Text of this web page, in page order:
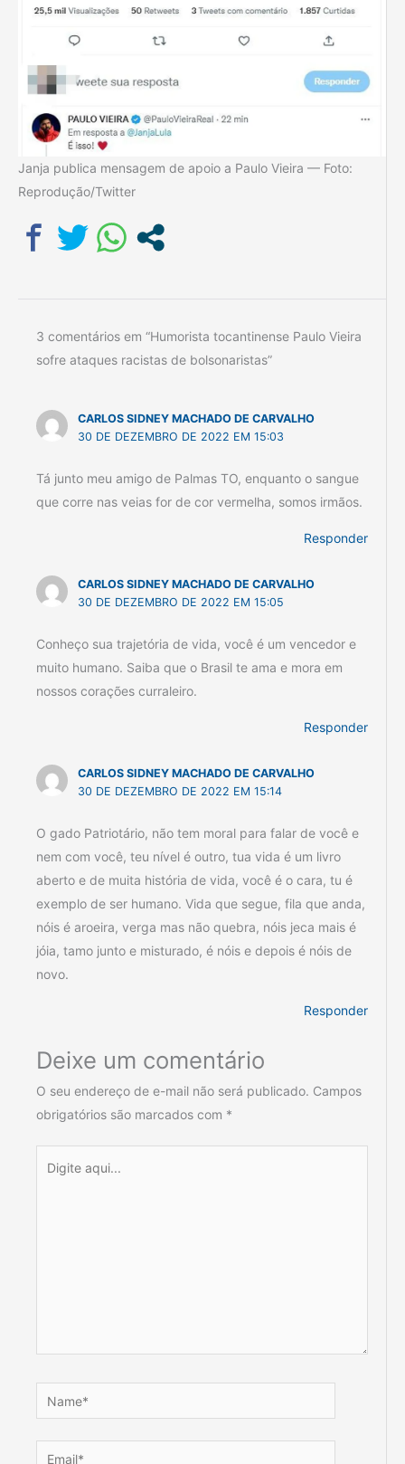
Janja publica mensagem de apoio a Paulo Vieira — Foto:
Reprodução/Twitter
3 comentários em “Humorista tocantinense Paulo Vieira
sofre ataques racistas de bolsonaristas”
CARLOS SIDNEY MACHADO DE CARVALHO
30 DE DEZEMBRO DE 2022 EM 15:03
Tá junto meu amigo de Palmas TO, enquanto o sangue
que corre nas veias for de cor vermelha, somos irmãos.
Responder
CARLOS SIDNEY MACHADO DE CARVALHO
30 DE DEZEMBRO DE 2022 EM 15:05
Conheço sua trajetória de vida, você é um vencedor e
muito humano. Saiba que o Brasil te ama e mora em
nossos corações curraleiro.
Responder
CARLOS SIDNEY MACHADO DE CARVALHO
30 DE DEZEMBRO DE 2022 EM 15:14
O gado Patriotário, não tem moral para falar de você e
nem com você, teu nível é outro, tua vida é um livro
aberto e de muita história de vida, você é o cara, tu é
exemplo de ser humano. Vida que segue, fila que anda,
nóis é aroeira, verga mas não quebra, nóis jeca mais é
jóia, tamo junto e misturado, é nóis e depois é nóis de
novo.
Responder
Deixe um comentário
O seu endereço de e-mail não será publicado. Campos
obrigatórios são marcados com *
aqui...
Email*